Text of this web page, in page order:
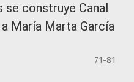
se construye Canal
María Marta García
71-81